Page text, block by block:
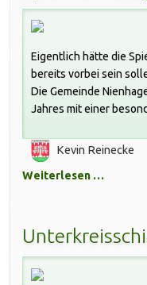
Eigentlich hätte die
bereits vorbei sein
Die Gemeinde
Jahres mit einer
Kevin Reinecke
Weiterlesen …